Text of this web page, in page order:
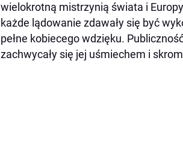
wielokrotną mistrzynią świata i
każde lądowanie zdawały się być
pełne kobiecego wdzięku.
zachwycały się jej uśmiechem i